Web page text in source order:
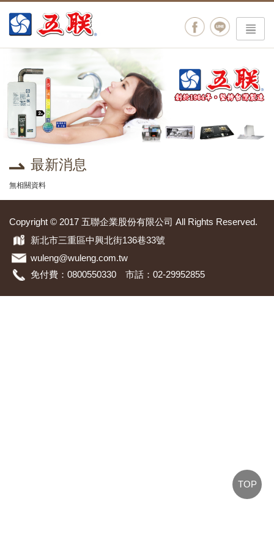
menu
最新消息
無相關資料
Copyright © 2017 五聯企業股份有限公司 All Rights Reserved.
新北市三重區中興北街136巷33號
wuleng@wuleng.com.tw
免付費：0800550330 市話：02-29952855
TOP